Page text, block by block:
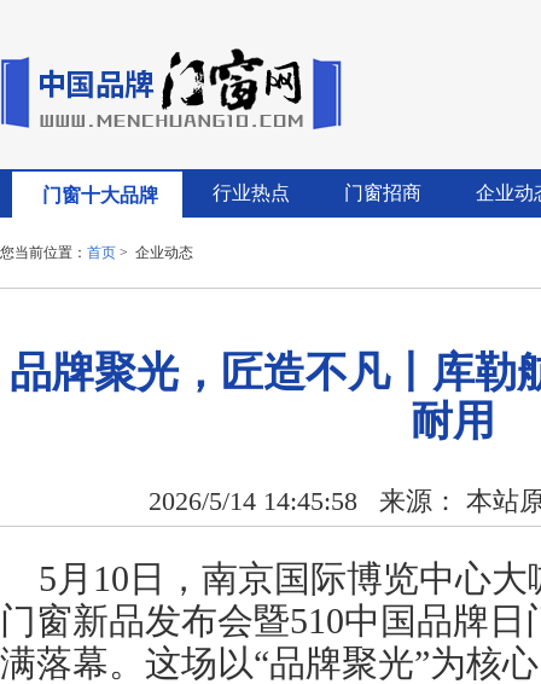
门窗十大品牌 行业热点 门窗招商 企业动
您当前位置： 首页 > 企业动态
品牌聚光，匠造不凡丨库勒
耐用
2026/5/14 14:45:58来源： 本站
5月10日，南京国际博览中心
门窗新品发布会暨510中国品牌
满落幕。这场以“品牌聚光”为核